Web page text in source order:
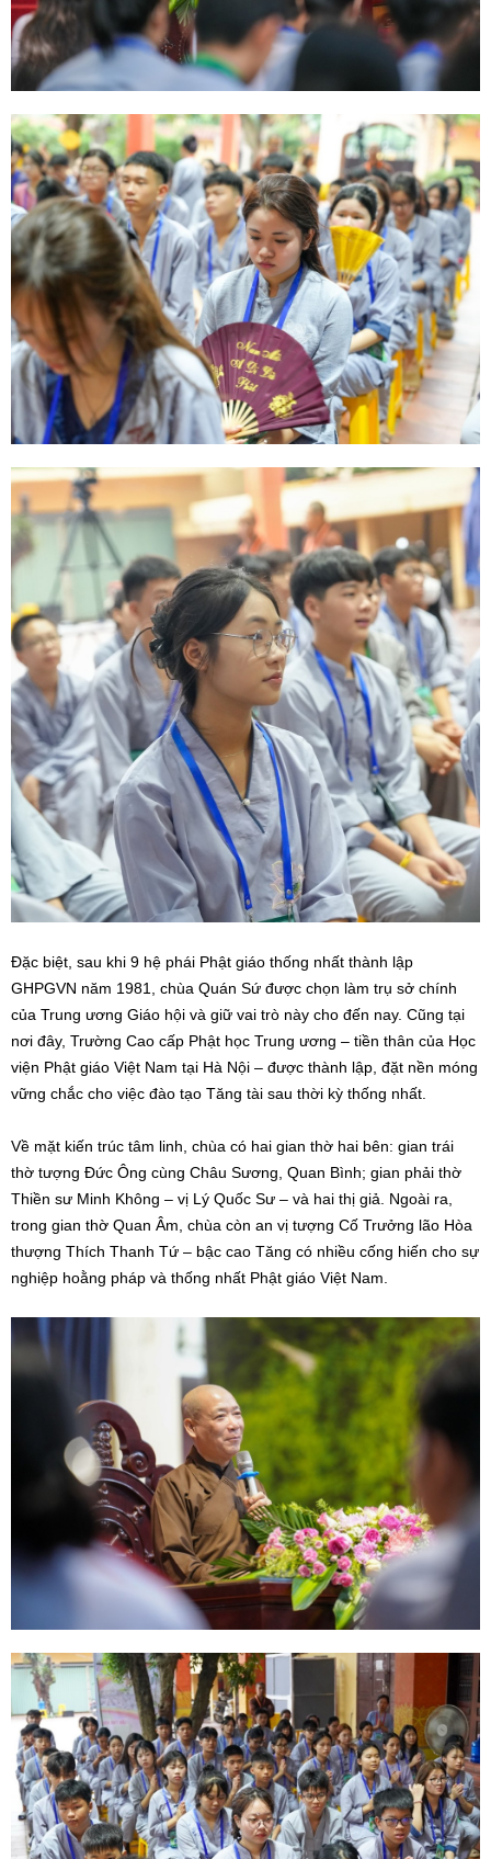
Đặc biệt, sau khi 9 hệ phái Phật giáo thống nhất thành lập
GHPGVN năm 1981, chùa Quán Sứ được chọn làm trụ sở chính
của Trung ương Giáo hội và giữ vai trò này cho đến nay. Cũng tại
nơi đây, Trường Cao cấp Phật học Trung ương – tiền thân của Học
viện Phật giáo Việt Nam tại Hà Nội – được thành lập, đặt nền móng
vững chắc cho việc đào tạo Tăng tài sau thời kỳ thống nhất.
Về mặt kiến trúc tâm linh, chùa có hai gian thờ hai bên: gian trái
thờ tượng Đức Ông cùng Châu Sương, Quan Bình; gian phải thờ
Thiền sư Minh Không – vị Lý Quốc Sư – và hai thị giả. Ngoài ra,
trong gian thờ Quan Âm, chùa còn an vị tượng Cố Trưởng lão Hòa
thượng Thích Thanh Tứ – bậc cao Tăng có nhiều cống hiến cho sự
nghiệp hoằng pháp và thống nhất Phật giáo Việt Nam.